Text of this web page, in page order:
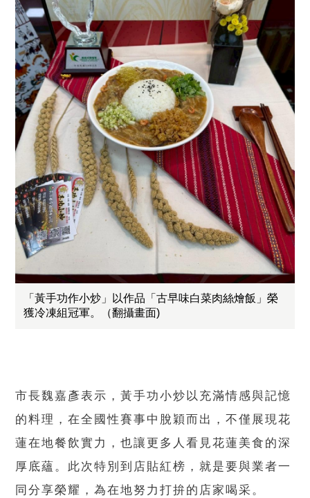
「黃手功作小炒」以作品「古早味白菜肉絲燴飯」榮
獲冷凍組冠軍。（翻攝畫面)
市長魏嘉彥表示，黃手功小炒以充滿情感與記憶
的料理，在全國性賽事中脫穎而出，不僅展現花
蓮在地餐飲實力，也讓更多人看見花蓮美食的深
厚底蘊。此次特別到店貼紅榜，就是要與業者一
同分享榮耀，為在地努力打拚的店家喝采。